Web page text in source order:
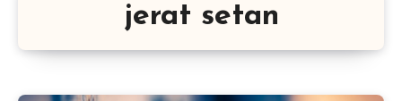
jerat setan